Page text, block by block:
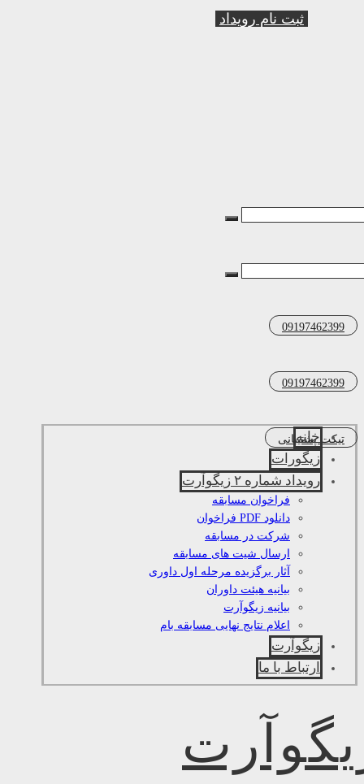
ثبت نام رویداد
09197462399
09197462399
تیکت پشتیبانی
خانه
زیگورات
رویداد شماره ۲ زیگوآرت
فراخوان مسابقه
دانلود PDF فراخوان
شرکت در مسابقه
ارسال شیت های مسابقه
آثار برگزیده مرحله اول داوری
بیانیه هیئت داوران
بیانیه زیگوآرت
اعلام نتایج نهایی مسابقه بام
زیگوآرت
ارتباط با ما